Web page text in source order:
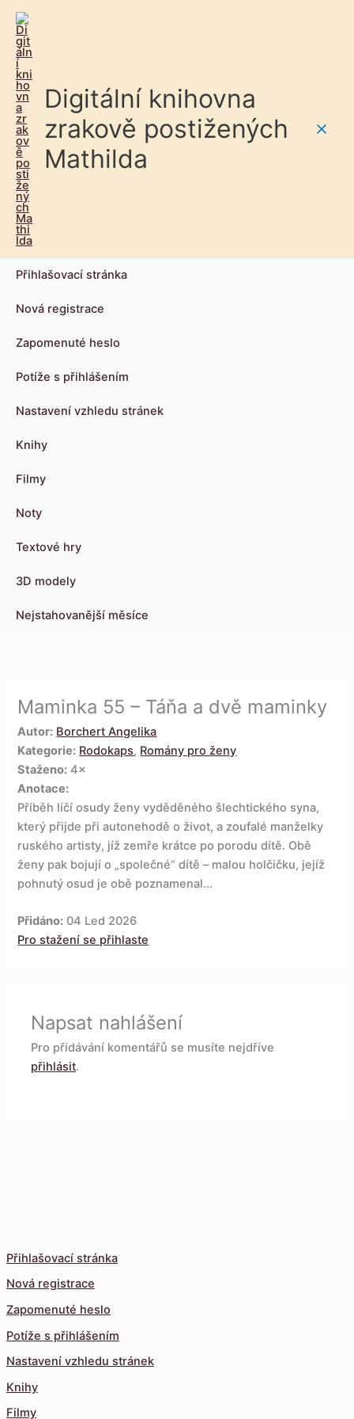
Digitální knihovna
zrakově postižených
Mathilda
Přihlašovací stránka
Nová registrace
Zapomenuté heslo
Potíže s přihlášením
Nastavení vzhledu stránek
Knihy
Filmy
Noty
Textové hry
3D modely
Nejstahovanější měsíce
Přihlašovací stránka
Nová registrace
Zapomenuté heslo
Potíže s přihlášením
Nastavení vzhledu stránek
Knihy
Filmy
Maminka 55 – Táňa a dvě maminky
Autor: Borchert Angelika
Kategorie: Rodokaps, Romány pro ženy
Staženo: 4×
Anotace:
Příběh líčí osudy ženy vyděděného šlechtického syna,
který přijde při autonehodě o život, a zoufalé manželky
ruského artisty, jíž zemře krátce po porodu dítě. Obě
ženy pak bojují o „společné“ dítě – malou holčičku, jejíž
pohnutý osud je obě poznamenal…
Přidáno: 04 Led 2026
Pro stažení se přihlaste
Napsat nahlášení
Pro přidávání komentářů se musíte nejdříve
přihlásit.